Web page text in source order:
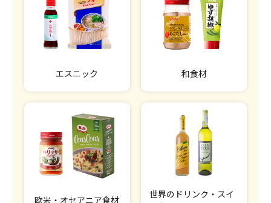
エスニック 和食材
欧米・オセアニア食材
世界のドリンク・スイ